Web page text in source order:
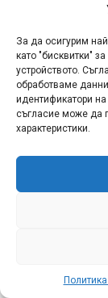
За да осигурим
като "бисквитки"
устройството.
обработваме
идентификатори на
съгласие може да
характеристики.
вентилирани
отопляем
многоцветно
Devialet с 16
дигитален
система,
50W безжично
Версията
увеличава
инча и